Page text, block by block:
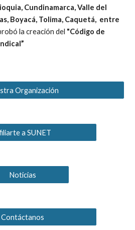
Cundinamarca, Valle del
Boyacá, Tolima, Caquetá, entre
la creación del "Código de
Organización
a SUNET
Noticias
Contáctanos